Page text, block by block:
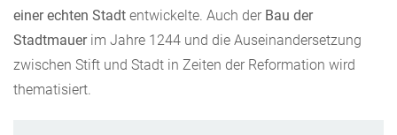
einer echten Stadt entwickelte. Auch der Bau der
Stadtmauerim Jahre 1244 und die Auseinandersetzung
zwischen Stift und Stadt in Zeiten der Reformation wird
thematisiert.